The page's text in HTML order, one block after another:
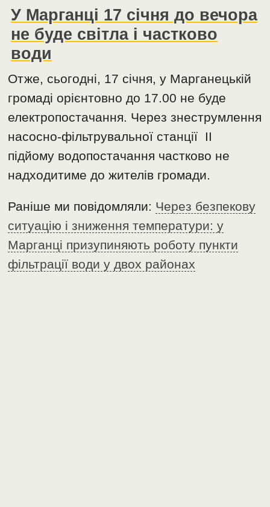
У Марганці 17 січня до вечора
не буде світла і частково
води
Отже, сьогодні, 17 січня, у Марганецькій
громаді орієнтовно до 17.00 не буде
електропостачання. Через знеструмлення
насосно-фільтрувальної станції ІІ
підйому водопостачання частково не
надходитиме до жителів громади.
Раніше ми повідомляли: Через безпекову
ситуацію і зниження температури: у
Марганці призупиняють роботу пункти
фільтрації води у двох районах